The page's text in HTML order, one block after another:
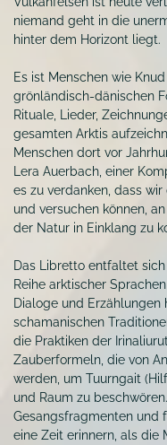
niemand geht in die
hinter dem Horizont liegt.
Es ist Menschen wie
grönländisch-dänischen
Rituale, Lieder,
gesamten Arktis
Menschen dort vor
Lera Auerbach, einer
es zu verdanken, dass
und versuchen können,
der Natur in Einklang zu
Das Libretto entfaltet
Reihe arktischer
Dialoge und Erzählungen
schamanischen
die Praktiken der
Zauberformeln, die von
werden, um Tuurngait
und Raum zu
Gesangsfragmenten und
eine Zeit erinnern, als die